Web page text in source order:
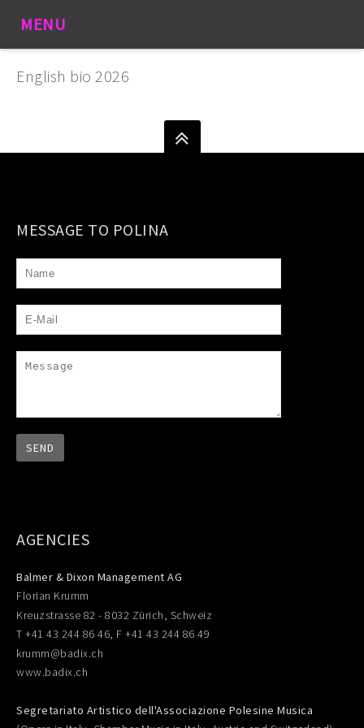
MENU
English bio 2026
MESSAGE TO POLINA
AGENCIES
Balmer & Dixon Management AG
Florian Krumm
Kreuzstrasse 82 - 8032 Zürich, Schweiz
T +41 43 244 86 46, F +41 43 244 86 49
krumm@badix.ch
www.badix.ch
Segretariato Artistico dell'Associazione Polesine Musica